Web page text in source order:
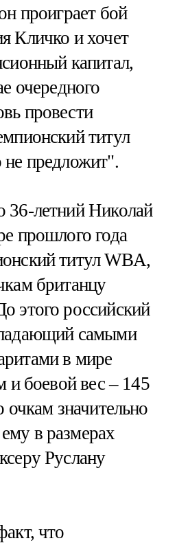
проиграет бой
Кличко и хочет
капитал,
очередного
провести
титул
предложит".
36-летний Николай
прошлого года
титул WBA,
британцу
этого российский
самыми
в мире
и боевой вес – 145
очкам значительно
в размерах
Руслану
что